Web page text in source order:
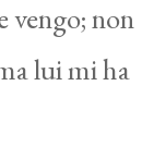
vengo; non
lui mi ha